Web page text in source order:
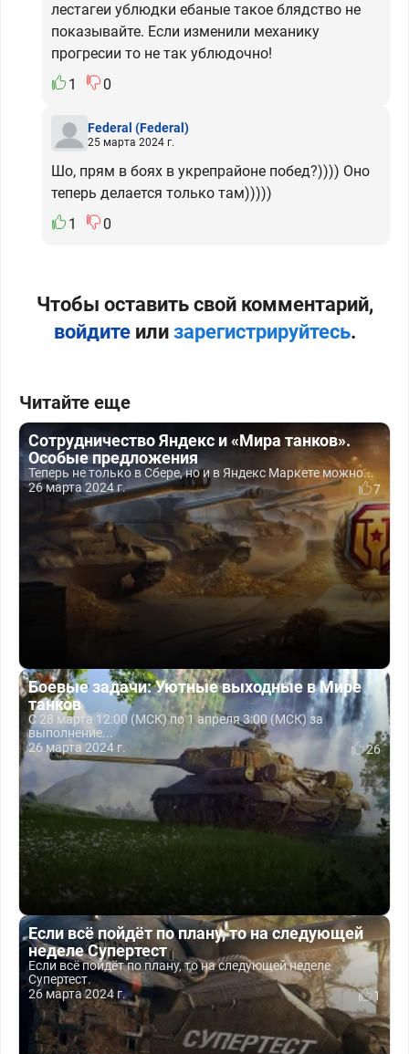
лестагеи ублюдки ебаные такое блядство не
показывайте. Если изменили механику
прогресии то не так ублюдочно!
1
0
Federal (Federal)
25 марта 2024 г.
Шо, прям в боях в укрепрайоне побед?)))) Оно
теперь делается только там)))))
1
0
Чтобы оставить свой комментарий,
войдитеили зарегистрируйтесь.
Читайте еще
Сотрудничество Яндекс и «Мира танков».
Особые предложения
Теперь не только в Сбере, но и в Яндекс Маркете можно...
26 марта 2024 г.
7
Боевые задачи: Уютные выходные в Мире
танков
С 28 марта 12:00 (МСК) по 1 апреля 3:00 (МСК) за
выполнение...
26 марта 2024 г.
26
Если всё пойдёт по плану, то на следующей
неделе Супертест
Если всё пойдёт по плану, то на следующей неделе
Супертест.
26 марта 2024 г.
1